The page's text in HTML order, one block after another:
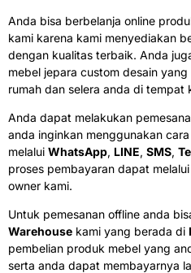
Anda bisa berbelanja online
kami karena kami menyediakan
dengan kualitas terbaik. Anda
mebel jepara custom desain
rumah dan selera anda di tempat
Anda dapat melakukan
anda inginkan menggunakan
melalui WhatsApp, LINE, SMS,
proses pembayaran dapat
owner kami.
Untuk pemesanan offline anda
Warehouse kami yang berada di
pembelian produk mebel yang
serta anda dapat membayarnya